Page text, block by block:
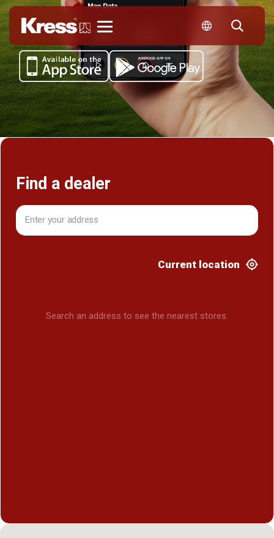
Find a dealer
Current location
Search an address to see the nearest stores.